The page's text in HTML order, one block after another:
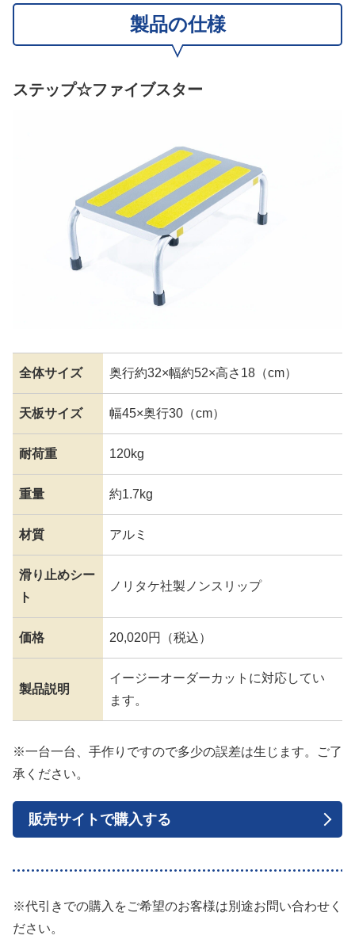
製品の仕様
ステップ☆ファイブスター
全体サイズ 奥行約32×幅約52×高さ18（cm）
天板サイズ 幅45×奥行30（cm）
耐荷重 120kg
重量 約1.7kg
材質 アルミ
滑り止めシー
ト
ノリタケ社製ノンスリップ
価格 20,020円（税込）
製品説明
イージーオーダーカットに対応してい
ます。
※一台一台、手作りですので多少の誤差は生じます。ご了
承ください。
販売サイトで購入する
※代引きでの購入をご希望のお客様は別途お問い合わせく
ださい。